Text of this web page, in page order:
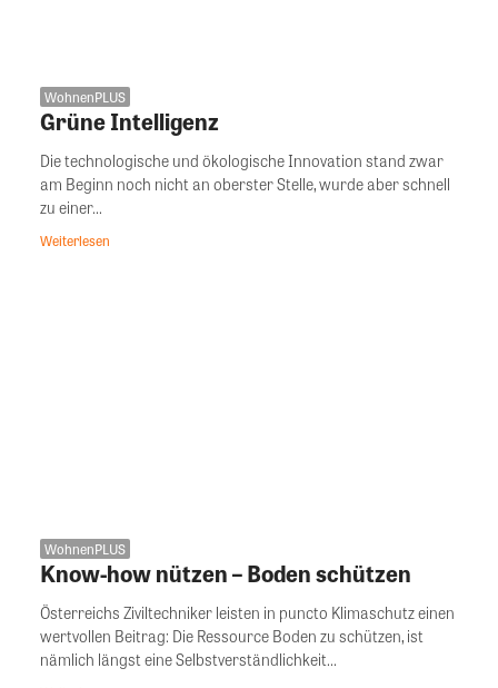
WohnenPLUS
Grüne Intelligenz
Die technologische und ökologische Innovation stand zwar
am Beginn noch nicht an oberster Stelle, wurde aber schnell
zu einer...
Weiterlesen
WohnenPLUS
Know-how nützen – Boden schützen
Österreichs Ziviltechniker leisten in puncto Klimaschutz einen
wertvollen Beitrag: Die Ressource Boden zu schützen, ist
nämlich längst eine Selbstverständlichkeit...